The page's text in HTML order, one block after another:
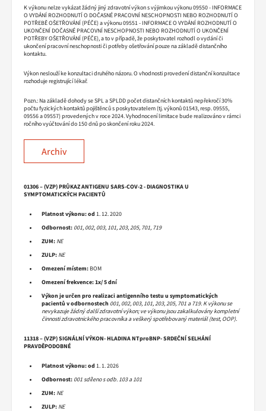
K výkonu nelze vykázat žádný jiný zdravotní výkon s výjimkou výkonu 09550 - INFORMACE
O VYDÁNÍ ROZHODNUTÍ O DOČASNÉ PRACOVNÍ NESCHOPNOSTI NEBO ROZHODNUTÍ O
POTŘEBĚ OŠETŘOVÁNÍ (PÉČE) a výkonu 09551 - INFORMACE O VYDÁNÍ ROZHODNUTÍ O
UKONČENÍ DOČASNÉ PRACOVNÍ NESCHOPNOSTI NEBO ROZHODNUTÍ O UKONČENÍ
POTŘEBY OŠETŘOVÁNÍ (PÉČE), a to v případě, že poskytovatel rozhodl o vydání či
ukončení pracovní neschopnosti či potřeby ošetřování pouze na základě distančního
kontaktu.
Výkon neslouží ke konzultaci druhého názoru. O vhodnosti provedení distanční konzultace
rozhoduje registrující lékař.
Pozn.: Na základě dohody se SPL a SPLDD počet distančních kontaktů nepřekročí 30%
počtu fyzických kontaktů pojištěnců s poskytovatelem (tj. výkonů 01543, resp. 09555,
09556 a 09557) provedených v roce 2024. Vyhodnocení limitace bude realizováno v rámci
ročního vyúčtování do 150 dnů po skončení roku 2024.
Archiv
01306 – (VZP) PRŮKAZ ANTIGENU SARS-COV-2 - DIAGNOSTIKA U
SYMPTOMATICKÝCH PACIENTŮ
Platnost výkonu:od 1. 12. 2020
Odbornost: 001, 002, 003, 101, 203, 205, 701, 719
ZUM: NE
ZULP: NE
Omezení místem: BOM
Omezení frekvence:1x/ 5 dní
Výkon je určen pro realizaci antigenního testu u symptomatických
pacientů v odbornostech 001, 002, 003, 101, 203, 205, 701 a 719. K výkonu se
nevykazuje žádný další zdravotní výkon; ve výkonu jsou zakalkulovány kompletní
činnosti zdravotnického pracovníka a veškerý spotřebovaný materiál (test, OOP).
11318 – (VZP) SIGNÁLNÍ VÝKON- HLADINA NTproBNP- SRDEČNÍ SELHÁNÍ
PRAVDĚPODOBNÉ
Platnost výkonu:od 1. 1. 2026
Odbornost: 001 sdíleno s odb. 103 a 101
ZUM: NE
ZULP: NE